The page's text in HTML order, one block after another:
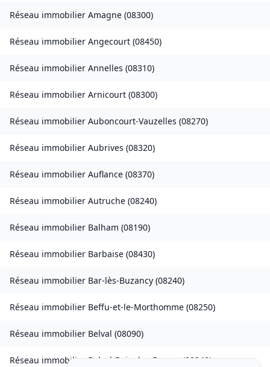
Réseau immobilier Amagne (08300)
Réseau immobilier Angecourt (08450)
Réseau immobilier Annelles (08310)
Réseau immobilier Arnicourt (08300)
Réseau immobilier Auboncourt-Vauzelles (08270)
Réseau immobilier Aubrives (08320)
Réseau immobilier Auflance (08370)
Réseau immobilier Autruche (08240)
Réseau immobilier Balham (08190)
Réseau immobilier Barbaise (08430)
Réseau immobilier Bar-lès-Buzancy (08240)
Réseau immobilier Beffu-et-le-Morthomme (08250)
Réseau immobilier Belval (08090)
Réseau immobilierBelval-Bois-des-Dames(08240)